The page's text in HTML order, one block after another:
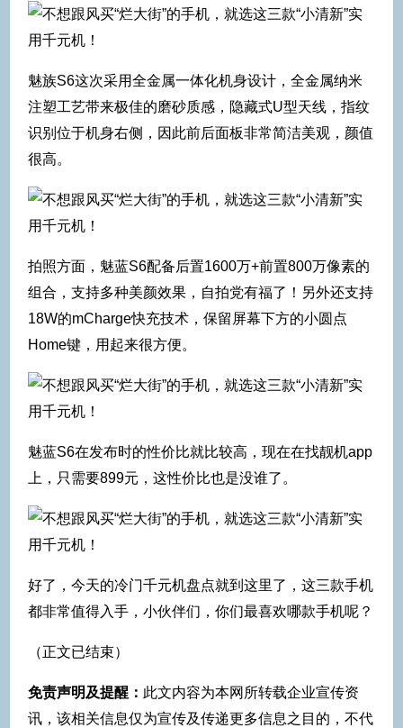
魅族S6这次采用全金属一体化机身设计，全金属纳米
注塑工艺带来极佳的磨砂质感，隐藏式U型天线，指纹
识别位于机身右侧，因此前后面板非常简洁美观，颜值
很高。
拍照方面，魅蓝S6配备后置1600万+前置800万像素的
组合，支持多种美颜效果，自拍党有福了！另外还支持
18W的mCharge快充技术，保留屏幕下方的小圆点
Home键，用起来很方便。
魅蓝S6在发布时的性价比就比较高，现在在找靓机app
上，只需要899元，这性价比也是没谁了。
好了，今天的冷门千元机盘点就到这里了，这三款手机
都非常值得入手，小伙伴们，你们最喜欢哪款手机呢？
（正文已结束）
免责声明及提醒： 此文内容为本网所转载企业宣传资
讯，该相关信息仅为宣传及传递更多信息之目的，不代